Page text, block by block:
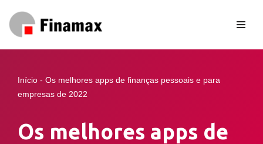
Pular
Início - Os melhores apps de finanças pessoais e para
empresas de 2022
Os melhores apps de